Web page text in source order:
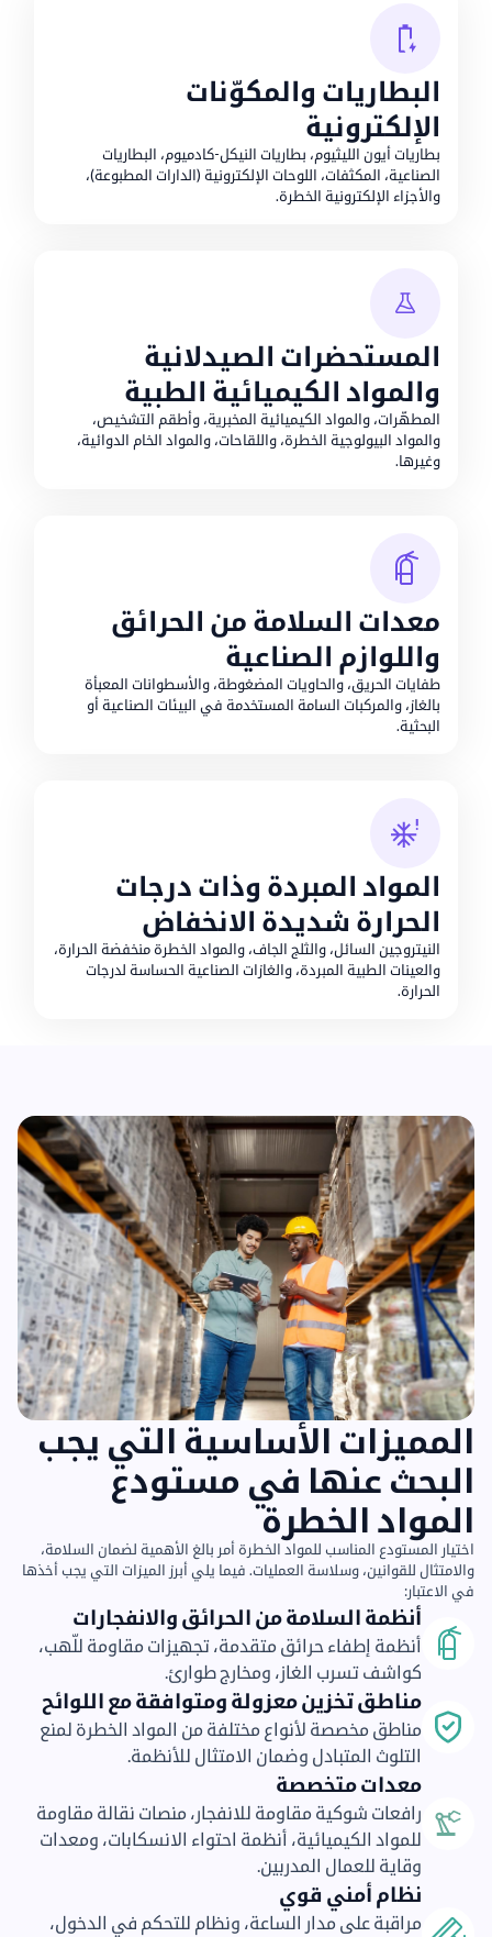
البطاريات والمكوّنات
الإلكترونية
بطاريات أيون الليثيوم، بطاريات النيكل-كادميوم، البطاريات
الصناعية، المكثفات، اللوحات الإلكترونية (الدارات المطبوعة)،
والأجزاء الإلكترونية الخطرة.
المستحضرات الصيدلانية
والمواد الكيميائية الطبية
المطهّرات، والمواد الكيميائية المخبرية، وأطقم التشخيص،
والمواد البيولوجية الخطرة، واللقاحات، والمواد الخام الدوائية،
وغيرها.
معدات السلامة من الحرائق
واللوازم الصناعية
طفايات الحريق، والحاويات المضغوطة، والأسطوانات المعبأة
بالغاز، والمركبات السامة المستخدمة في البيئات الصناعية أو
البحثية.
المواد المبردة وذات درجات
الحرارة شديدة الانخفاض
النيتروجين السائل، والثلج الجاف، والمواد الخطرة منخفضة الحرارة،
والعينات الطبية المبردة، والغازات الصناعية الحساسة لدرجات
الحرارة.
المميزات الأساسية التي يجب
البحث عنها في مستودع
المواد الخطرة
اختيار المستودع المناسب للمواد الخطرة أمر بالغ الأهمية لضمان السلامة،
والامتثال للقوانين، وسلاسة العمليات. فيما يلي أبرز الميزات التي يجب أخذها
في الاعتبار:
أنظمة السلامة من الحرائق والانفجارات
أنظمة إطفاء حرائق متقدمة، تجهيزات مقاومة للّهب،
كواشف تسرب الغاز، ومخارج طوارئ.
مناطق تخزين معزولة ومتوافقة مع اللوائح
مناطق مخصصة لأنواع مختلفة من المواد الخطرة لمنع
التلوث المتبادل وضمان الامتثال للأنظمة.
معدات متخصصة
رافعات شوكية مقاومة للانفجار، منصات نقالة مقاومة
للمواد الكيميائية، أنظمة احتواء الانسكابات، ومعدات
وقاية للعمال المدربين.
نظام أمني قوي
مراقبة على مدار الساعة، ونظام للتحكم في الدخول،